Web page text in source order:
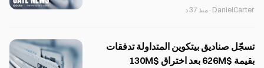
DanielCarter
· منذ 37 د
تسجّل صناديق بيتكوين المتداولة تدفقات
بقيمة $626M بعد اختراق $130M